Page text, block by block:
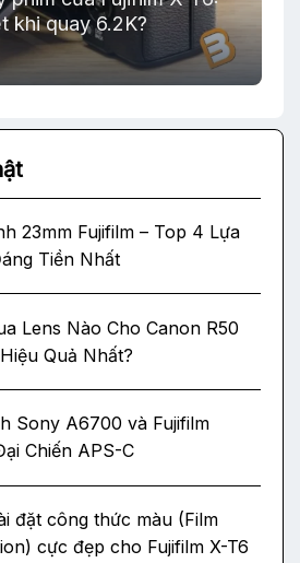
khi quay 6.2K?
23mm Fujifilm – Top 4 Lựa
Tiền Nhất
Lens Nào Cho Canon R50
Quả Nhất?
Sony A6700 và Fujifilm
Chiến APS-C
đặt công thức màu (Film
cực đẹp cho Fujifilm X-T6